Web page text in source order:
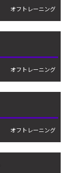
オフトレーニング
オフトレーニング
オフトレーニング